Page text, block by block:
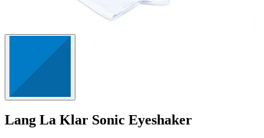
Lang La Klar Sonic Eyeshaker